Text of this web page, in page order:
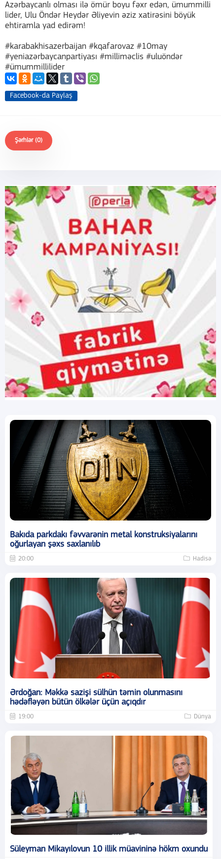
Azərbaycanlı olması ilə ömür boyu fəxr edən, ümummilli
lider, Ulu Öndər Heydər Əliyevin əziz xatirəsini böyük
ehtiramla yad edirəm!
#karabakhisazerbaijan #kqafarovaz #10may
#yeniazərbaycanpartiyası #milliməclis #uluöndər
#ümummillilider
Facebook-da Paylaş
Şərhlər (0)
Bakıda parkdakı fəvvarənin metal konstruksiyalarını
oğurlayan şəxs saxlanılıb
20:00 Hadisə
Ərdoğan: Məkkə sazişi sülhün təmin olunmasını
hədəfləyən bütün ölkələr üçün açıqdır
19:00 Dünya
Süleyman Mikayılovun 10 illik müavininə hökm oxundu